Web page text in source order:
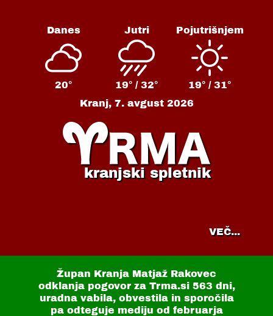
Danes
20°
Jutri
19° / 32°
Pojutrišnjem
19° / 31°
Kranj, 7. avgust 2026
kranjski spletnik
VEČ...
Župan Kranja Matjaž Rakovec
odklanja pogovor za Trma.si 563 dni,
uradna vabila, obvestila in sporočila
pa odteguje mediju od februarja